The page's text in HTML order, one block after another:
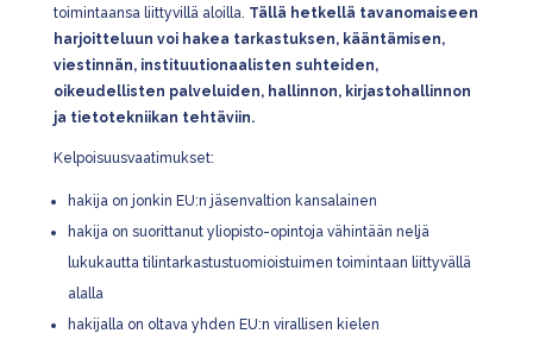
toimintaansa liittyvillä aloilla. Tällä hetkellä tavanomaiseen
harjoitteluun voi hakea tarkastuksen, kääntämisen,
viestinnän, instituutionaalisten suhteiden,
oikeudellisten palveluiden, hallinnon, kirjastohallinnon
ja tietotekniikan tehtäviin.
Kelpoisuusvaatimukset:
hakija on jonkin EU:n jäsenvaltion kansalainen
hakija on suorittanut yliopisto-opintoja vähintään neljä
lukukautta tilintarkastustuomioistuimen toimintaan liittyvällä
alalla
hakijalla on oltava yhden EU:n virallisen kielen